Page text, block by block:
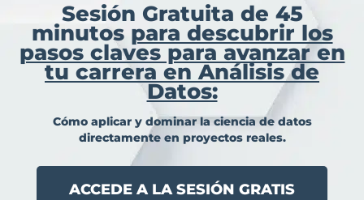
Sesión Gratuita de 45
minutos para descubrir los
pasos claves para avanzar en
tu carrera en Análisis de
Datos:
Cómo aplicar y dominar la ciencia de datos
directamente en proyectos reales.
ACCEDE A LA SESIÓN GRATIS